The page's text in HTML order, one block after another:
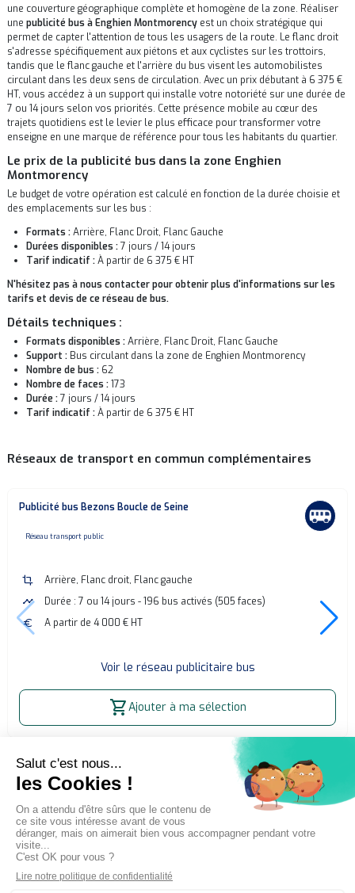
une couverture géographique complète et homogène de la zone. Réaliser
une publicité bus à Enghien Montmorency est un choix stratégique qui
permet de capter l'attention de tous les usagers de la route. Le flanc droit
s'adresse spécifiquement aux piétons et aux cyclistes sur les trottoirs,
tandis que le flanc gauche et l'arrière du bus visent les automobilistes
circulant dans les deux sens de circulation. Avec un prix débutant à 6 375 €
HT, vous accédez à un support qui installe votre notoriété sur une durée de
7 ou 14 jours selon vos priorités. Cette présence mobile au cœur des
trajets quotidiens est le levier le plus efficace pour transformer votre
enseigne en une marque de référence pour tous les habitants du quartier.
Le prix de la publicité bus dans la zone Enghien
Montmorency
Le budget de votre opération est calculé en fonction de la durée choisie et
des emplacements sur les bus :
Formats :Arrière, Flanc Droit, Flanc Gauche
Durées disponibles :7 jours / 14 jours
Tarif indicatif :À partir de 6 375 € HT
N'hésitez pas à nous contacter pour obtenir plus d'informations sur les
tarifs et devis de ce réseau de bus.
Détails techniques :
Formats disponibles :Arrière, Flanc Droit, Flanc Gauche
Support : Bus circulant dans la zone de Enghien Montmorency
Nombre de bus : 62
Nombre de faces :173
Durée :7 jours / 14 jours
Tarif indicatif :À partir de 6 375 € HT
Réseaux de transport en commun complémentaires
Publicité bus Bezons Boucle de Seine
none
Réseau transport public
crop
Arrière, Flanc droit, Flanc gauche
timeline
Durée : 7 ou 14 jours - 196 bus activés (505 faces)
euro
A partir de 4 000 € HT
Voir le réseau publicitaire bus
shopping_cartAjouter à ma sélection
Accueil
Affichage publicitaire extérieur (OOH)
Publicité bus Enghien Montmorency